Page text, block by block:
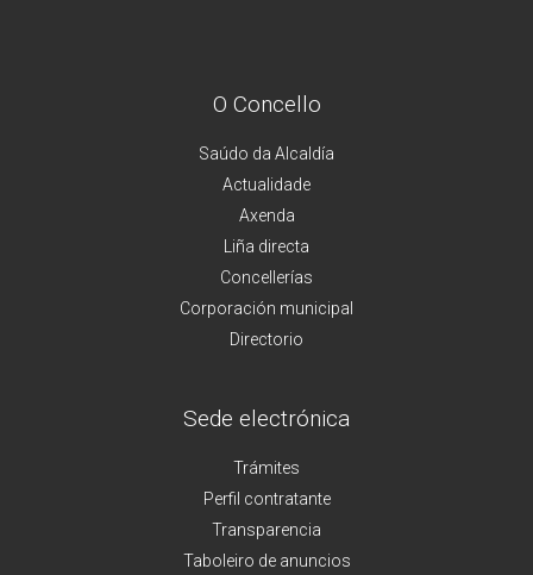
O Concello
Saúdo da Alcaldía
Actualidade
Axenda
Liña directa
Concellerías
Corporación municipal
Directorio
Sede electrónica
Trámites
Perfil contratante
Transparencia
Taboleiro de anuncios